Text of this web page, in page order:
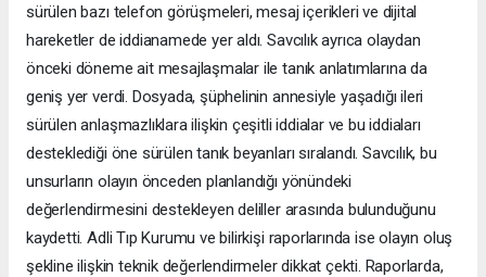
sürülen bazı telefon görüşmeleri, mesaj içerikleri ve dijital
hareketler de iddianamede yer aldı. Savcılık ayrıca olaydan
önceki döneme ait mesajlaşmalar ile tanık anlatımlarına da
geniş yer verdi. Dosyada, şüphelinin annesiyle yaşadığı ileri
sürülen anlaşmazlıklara ilişkin çeşitli iddialar ve bu iddiaları
desteklediği öne sürülen tanık beyanları sıralandı. Savcılık, bu
unsurların olayın önceden planlandığı yönündeki
değerlendirmesini destekleyen deliller arasında bulunduğunu
kaydetti. Adli Tıp Kurumu ve bilirkişi raporlarında ise olayın oluş
şekline ilişkin teknik değerlendirmeler dikkat çekti. Raporlarda,